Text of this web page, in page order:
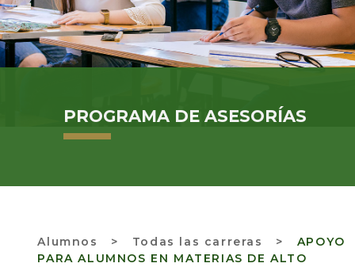
PROGRAMA DE ASESORÍAS
Alumnos > Todas las carreras >
APOYO
PARA ALUMNOS EN MATERIAS DE ALTO